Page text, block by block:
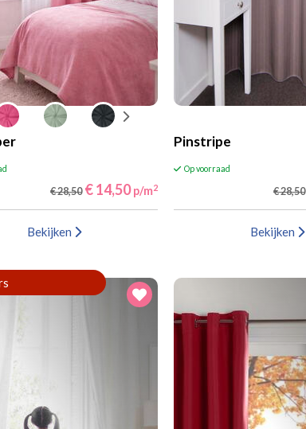
€ 28,50 € 14,50 p/m2
Bekijken
Pinstripe
Op voorraad
€ 28,50
Bekijken